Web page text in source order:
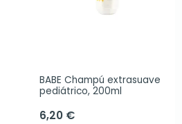
BABE Champú extrasuave
pediátrico, 200ml
6,20 €